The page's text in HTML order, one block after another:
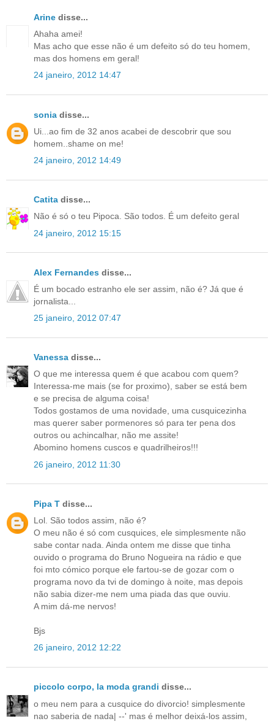
Arine disse...
Ahaha amei!
Mas acho que esse não é um defeito só do teu homem,
mas dos homens em geral!
24 janeiro, 2012 14:47
sonia disse...
Ui...ao fim de 32 anos acabei de descobrir que sou
homem..shame on me!
24 janeiro, 2012 14:49
Catita disse...
Não é só o teu Pipoca. São todos. É um defeito geral
24 janeiro, 2012 15:15
Alex Fernandes disse...
É um bocado estranho ele ser assim, não é? Já que é
jornalista...
25 janeiro, 2012 07:47
Vanessa disse...
O que me interessa quem é que acabou com quem?
Interessa-me mais (se for proximo), saber se está bem
e se precisa de alguma coisa!
Todos gostamos de uma novidade, uma cusquicezinha
mas querer saber pormenores só para ter pena dos
outros ou achincalhar, não me assite!
Abomino homens cuscos e quadrilheiros!!!
26 janeiro, 2012 11:30
Pipa T disse...
Lol. São todos assim, não é?
O meu não é só com cusquices, ele simplesmente não
sabe contar nada. Ainda ontem me disse que tinha
ouvido o programa do Bruno Nogueira na rádio e que
foi mto cómico porque ele fartou-se de gozar com o
programa novo da tvi de domingo à noite, mas depois
não sabia dizer-me nem uma piada das que ouviu.
A mim dá-me nervos!
Bjs
26 janeiro, 2012 12:22
piccolo corpo, la moda grandi disse...
o meu nem para a cusquice do divorcio! simplesmente
nao saberia de nada| --' mas é melhor deixá-los assim,